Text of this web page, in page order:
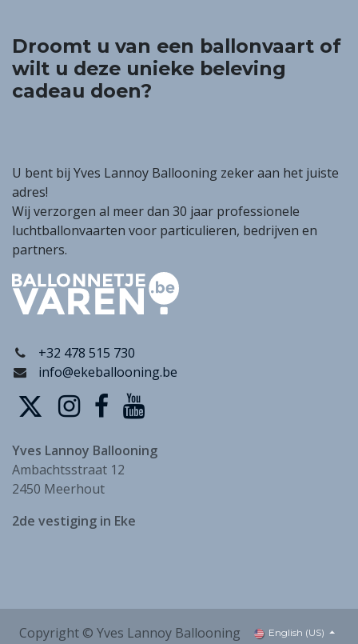
Droomt u van een ballonvaart of
wilt u deze unieke beleving
cadeau doen?
U bent bij Yves Lannoy Ballooning zeker aan het juiste
adres!
Wij verzorgen al meer dan 30 jaar professionele
luchtballonvaarten voor particulieren, bedrijven en
partners.
+32 478 515 730
info@ekeballooning.be
Yves Lannoy Ballooning
Ambachtsstraat 12
2450 Meerhout
2de vestiging in Eke
Copyright © Yves Lannoy Ballooning English (US)